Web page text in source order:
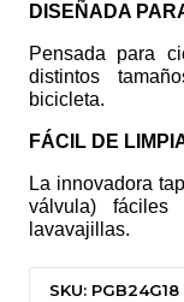
DISEÑADA
Pensada para
distintos
bicicleta.
FÁCIL DE
La innovadora
válvula)
lavavajillas.
SKU: PGB24G18